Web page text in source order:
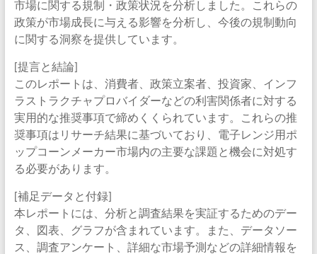
市場に関する規制・政策状況を分析しました。これらの
政策が市場成長に与える影響を分析し、今後の規制動向
に関する洞察を提供しています。
[提言と結論]
このレポートは、消費者、政策立案者、投資家、インフ
ラストラクチャプロバイダーなどの利害関係者に対する
実用的な推奨事項で締めくくられています。これらの推
奨事項はリサーチ結果に基づいており、電子レンジ用ポ
ップコーンメーカー市場内の主要な課題と機会に対処す
る必要があります。
[補足データと付録]
本レポートには、分析と調査結果を実証するためのデー
タ、図表、グラフが含まれています。また、データソー
ス、調査アンケート、詳細な市場予測などの詳細情報を